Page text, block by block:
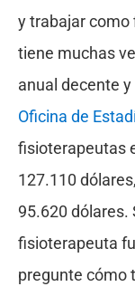
y trabajar como
tiene muchas
anual decente
Oficina de
fisioterapeutas
127.110
95.620 dólares.
fisioterapeuta
pregunte cómo